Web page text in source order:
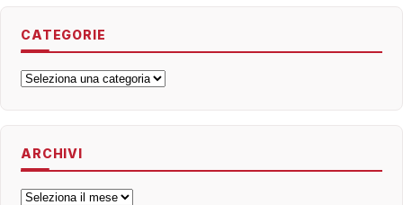
CATEGORIE
Categorie
ARCHIVI
Archivi